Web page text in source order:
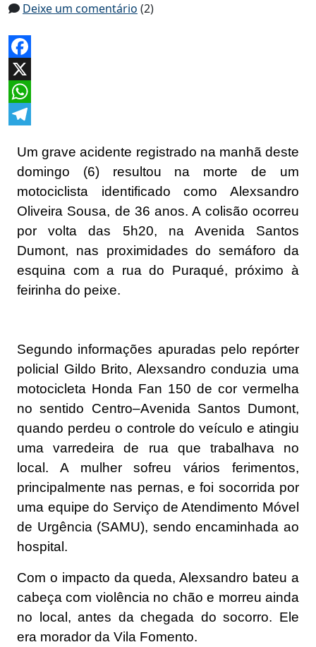
Deixe um comentário (2)
Facebook
X
WhatsApp
Um grave acidente registrado na manhã deste
domingo (6) resultou na morte de um
motociclista identificado como Alexsandro
Oliveira Sousa, de 36 anos. A colisão ocorreu
por volta das 5h20, na Avenida Santos
Dumont, nas proximidades do semáforo da
esquina com a rua do Puraqué, próximo à
feirinha do peixe.
Segundo informações apuradas pelo repórter
policial Gildo Brito, Alexsandro conduzia uma
motocicleta Honda Fan 150 de cor vermelha
no sentido Centro–Avenida Santos Dumont,
quando perdeu o controle do veículo e atingiu
uma varredeira de rua que trabalhava no
local. A mulher sofreu vários ferimentos,
principalmente nas pernas, e foi socorrida por
uma equipe do Serviço de Atendimento Móvel
de Urgência (SAMU), sendo encaminhada ao
hospital.
Com o impacto da queda, Alexsandro bateu a
cabeça com violência no chão e morreu ainda
no local, antes da chegada do socorro. Ele
era morador da Vila Fomento.